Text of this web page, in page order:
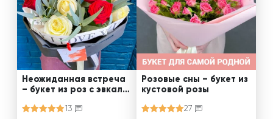
Неожиданная встреча
– букет из роз с эвкали
13
Розовые сны – букет из
кустовой розы
27